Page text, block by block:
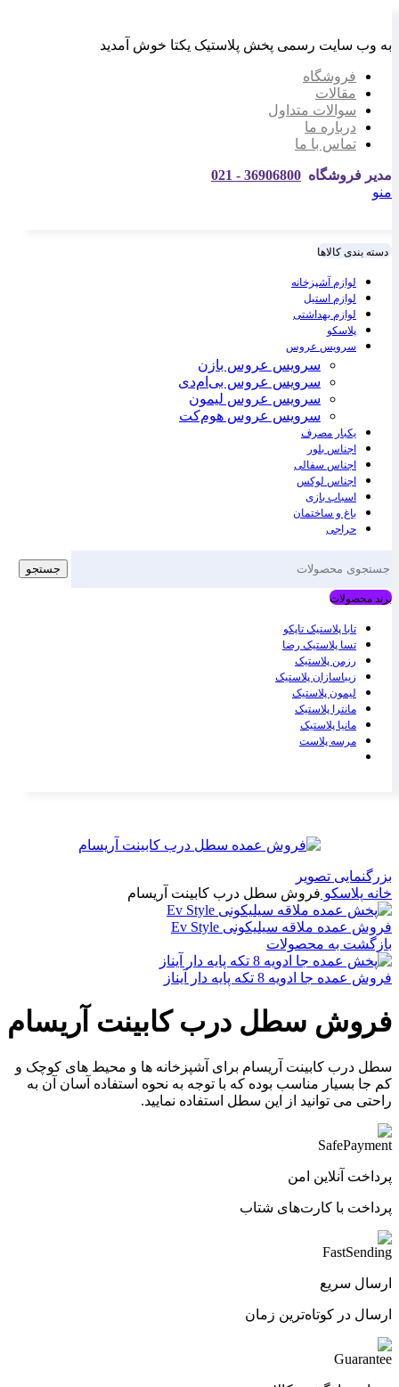
به وب سایت رسمی پخش پلاستیک یکتا خوش آمدید
فروشگاه
مقالات
سوالات متداول
درباره ما
تماس با ما
مدیر فروشگاه 36906800 - 021
منو
دسته بندی کالاها
لوازم آشپزخانه
لوازم استیل
لوازم بهداشتی
پلاسکو
سرویس عروس
سرویس عروس بازن
سرویس عروس بی‌ام‌دی
سرویس عروس لیمون
سرویس عروس هوم‌کت
یکبار مصرف
اجناس بلور
اجناس سفالی
اجناس لوکس
اسباب بازی
باغ و ساختمان
حراجی
جستجو
برند محصولات
تابا پلاستیک تاپکو
تسا پلاستیک رضا
رزمن پلاستیک
زیباسازان پلاستیک
لیمون پلاستیک
مانترا پلاستیک
مانیا پلاستیک
مرسه پلاست
بزرگنمایی تصویر
خانه پلاسکو فروش سطل درب کابینت آریسام
فروش عمده ملاقه سیلیکونی Ev Style
بازگشت به محصولات
فروش عمده جا ادویه 8 تکه پایه دار آیناز
فروش سطل درب کابینت آریسام
سطل درب کابینت آریسام برای آشپزخانه ها و محیط های کوچک و
کم جا بسیار مناسب بوده که با توجه به نحوه استفاده آسان آن به
راحتی می توانید از این سطل استفاده نمایید.
پرداخت آنلاین امن
پرداخت با کارت‌های شتاب
ارسال سریع
ارسال در کوتاه‌ترین زمان